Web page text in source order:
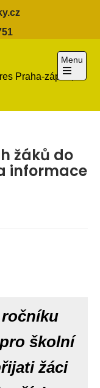
Praha-západ,
Menu
Open
menu
žáků do
informace
školní
žáci